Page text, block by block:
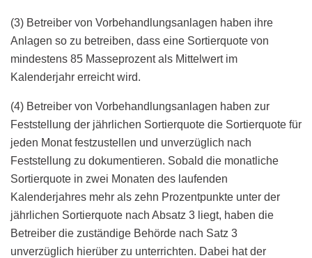
(3) Betreiber von Vorbehandlungsanlagen haben ihre
Anlagen so zu betreiben, dass eine Sortierquote von
mindestens 85 Masseprozent als Mittelwert im
Kalenderjahr erreicht wird.
(4) Betreiber von Vorbehandlungsanlagen haben zur
Feststellung der jährlichen Sortierquote die Sortierquote für
jeden Monat festzustellen und unverzüglich nach
Feststellung zu dokumentieren. Sobald die monatliche
Sortierquote in zwei Monaten des laufenden
Kalenderjahres mehr als zehn Prozentpunkte unter der
jährlichen Sortierquote nach Absatz 3 liegt, haben die
Betreiber die zuständige Behörde nach Satz 3
unverzüglich hierüber zu unterrichten. Dabei hat der